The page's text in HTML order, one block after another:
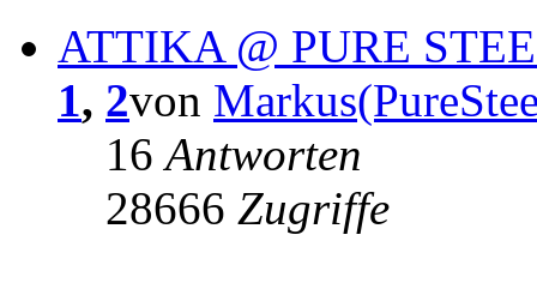
ATTIKA @ PURE
1, 2von
16Antworten
28666 Zugriffe